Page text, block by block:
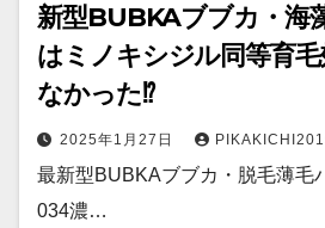
新型BUBKAブブカ・海
はミノキシジル同等育
なかった⁉
2025年1月27日
最新型BUBKAブブカ・脱毛薄毛
034濃…